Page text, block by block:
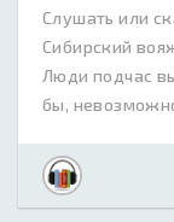
Слушать или
Сибирский
Люди подчас
бы,